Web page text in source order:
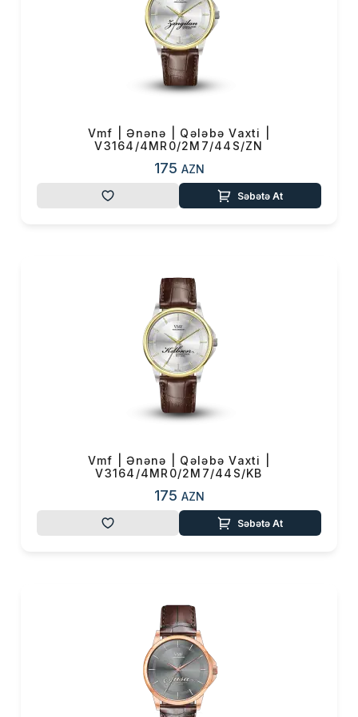
Vmf | Ənənə | Qələbə Vaxti |
V3164/4MR0/2M7/44S/ZN
175 AZN
Səbətə At
Vmf | Ənənə | Qələbə Vaxti |
V3164/4MR0/2M7/44S/KB
175 AZN
Səbətə At
Sifarişin detalları